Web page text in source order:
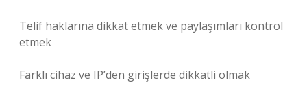
Telif haklarına dikkat etmek ve paylaşımları kontrol
etmek
Farklı cihaz ve IP’den girişlerde dikkatli olmak